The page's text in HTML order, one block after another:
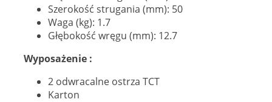
Szerokość strugania (mm): 50
Waga (kg): 1.7
Głębokość wręgu (mm): 12.7
Wyposażenie :
2 odwracalne ostrza TCT
Karton